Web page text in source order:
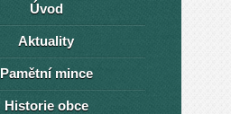
Úvod
Aktuality
Pamětní mince
Historie obce